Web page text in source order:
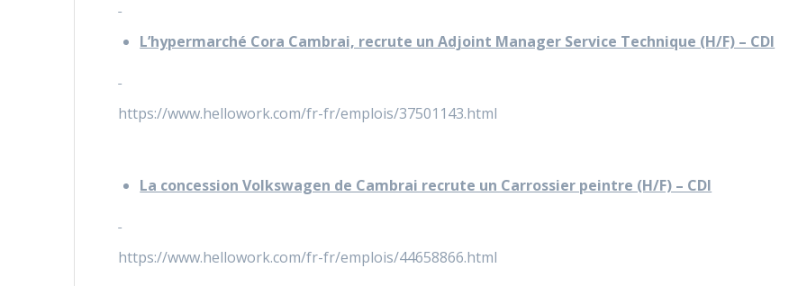
L’hypermarché Cora Cambrai, recrute un Adjoint Manager Service Technique (H/F) – CDI
https://www.hellowork.com/fr-fr/emplois/37501143.html
La concession Volkswagen de Cambrai recrute un Carrossier peintre (H/F) – CDI
https://www.hellowork.com/fr-fr/emplois/44658866.html